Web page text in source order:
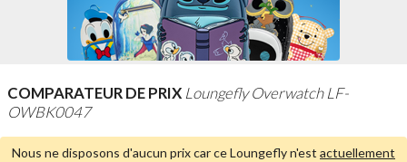
COMPARATEUR DE PRIX Loungefly Overwatch LF-
OWBK0047
Nous ne disposons d'aucun prix car ce Loungefly n'est actuellement